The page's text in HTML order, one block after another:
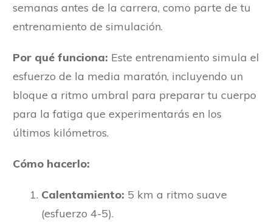
semanas antes de la carrera, como parte de tu
entrenamiento de simulación.
Por qué funciona: Este entrenamiento simula el
esfuerzo de la media maratón, incluyendo un
bloque a ritmo umbral para preparar tu cuerpo
para la fatiga que experimentarás en los
últimos kilómetros.
Cómo hacerlo:
Calentamiento: 5 km a ritmo suave
(esfuerzo 4-5).